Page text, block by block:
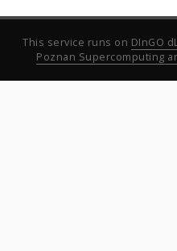
This service runs on DInGO
Poznan Supercomputing